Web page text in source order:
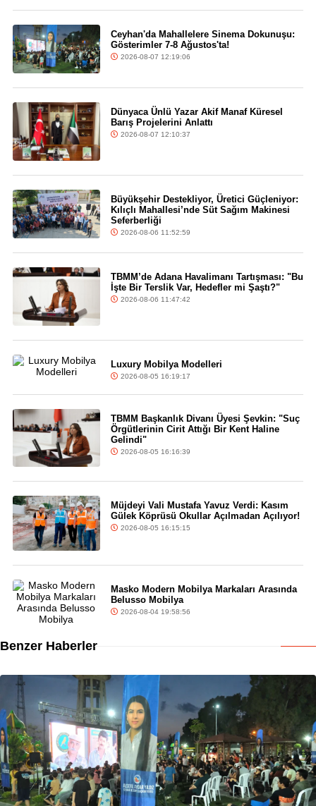
Ceyhan'da Mahallelere Sinema Dokunuşu:
Gösterimler 7-8 Ağustos'ta!
2026-08-07 12:19:06
Dünyaca Ünlü Yazar Akif Manaf Küresel
Barış Projelerini Anlattı
2026-08-07 12:10:37
Büyükşehir Destekliyor, Üretici Güçleniyor:
Kılıçlı Mahallesi’nde Süt Sağım Makinesi
Seferberliği
2026-08-06 11:52:59
TBMM’de Adana Havalimanı Tartışması: "Bu
İşte Bir Terslik Var, Hedefler mi Şaştı?"
2026-08-06 11:47:42
Luxury Mobilya Modelleri
2026-08-05 16:19:17
TBMM Başkanlık Divanı Üyesi Şevkin: "Suç
Örgütlerinin Cirit Attığı Bir Kent Haline
Gelindi"
2026-08-05 16:16:39
Müjdeyi Vali Mustafa Yavuz Verdi: Kasım
Gülek Köprüsü Okullar Açılmadan Açılıyor!
2026-08-05 16:15:15
Masko Modern Mobilya Markaları Arasında
Belusso Mobilya
2026-08-04 19:58:56
Benzer Haberler